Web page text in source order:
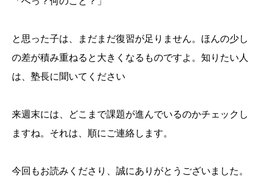
と思った子は、まだまだ復習が足りません。ほんの少し
の差が積み重ねると大きくなるものですよ。知りたい人
は、塾長に聞いてください
来週末には、どこまで課題が進んでいるのかチェックし
ますね。それは、順にご連絡します。
今回もお読みくださり、誠にありがとうございました。